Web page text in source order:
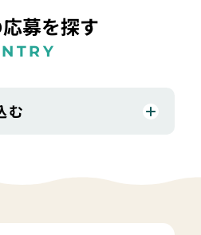
募を探す
む